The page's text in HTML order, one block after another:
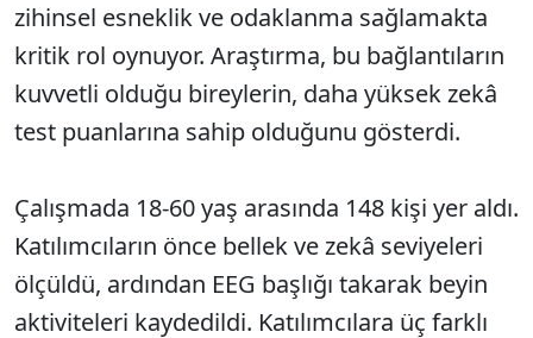
zihinsel esneklik ve odaklanma sağlamakta
kritik rol oynuyor. Araştırma, bu bağlantıların
kuvvetli olduğu bireylerin, daha yüksek zekâ
test puanlarına sahip olduğunu gösterdi.
Çalışmada 18-60 yaş arasında 148 kişi yer aldı.
Katılımcıların önce bellek ve zekâ seviyeleri
ölçüldü, ardından EEG başlığı takarak beyin
aktiviteleri kaydedildi. Katılımcılara üç farklı